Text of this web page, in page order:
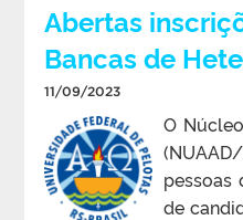
Abertas
Bancas de
11/09/2023
O
pessoas
de